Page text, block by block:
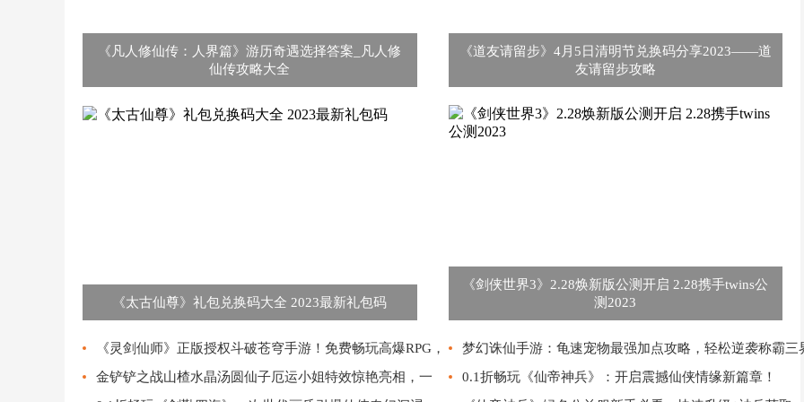
《凡人修仙传：人界篇》游历奇遇选择答案_凡人修
仙传攻略大全
《道友请留步》4月5日清明节兑换码分享2023——道
友请留步攻略
《太古仙尊》礼包兑换码大全 2023最新礼包码
《剑侠世界3》2.28焕新版公测开启 2.28携手twins公
测2023
《灵剑仙师》正版授权斗破苍穹手游！免费畅玩高爆RPG，
梦幻诛仙手游：龟速宠物最强加点攻略，轻松逆袭称霸三
金铲铲之战山楂水晶汤圆仙子厄运小姐特效惊艳亮相，一
0.1折畅玩《仙帝神兵》：开启震撼仙侠情缘新篇章！